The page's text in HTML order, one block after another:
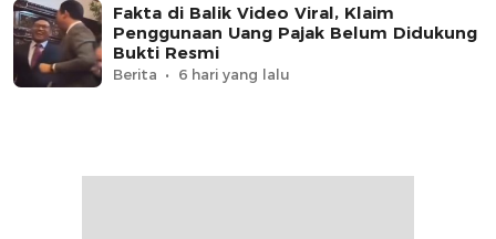
Fakta di Balik Video Viral, Klaim
Penggunaan Uang Pajak Belum Didukung
Bukti Resmi
Berita 6 hari yang lalu